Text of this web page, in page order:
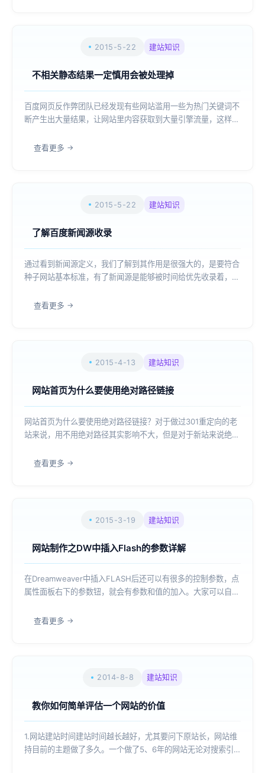
2015-5-22 建站知识
不相关静态结果一定慎用会被处理掉
百度网页反作弊团队已经发现有些网站滥用一些为热门关键词不
断产生出大量结果，让网站里内容获取到大量引擎流量，这样会
在侵占很多优质网站收益，对于出现此类情况网站，发现一例网
查看更多
2015-5-22 建站知识
了解百度新闻源收录
通过看到新闻源定义，我们了解到其作用是很强大的，是要符合
种子网站基本标准，有了新闻源是能够被时间给优先收录着，在
能够辐射到国内媒体网络中有力原点，按照要求进行对新闻收
查看更多
2015-4-13 建站知识
网站首页为什么要使用绝对路径链接
网站首页为什么要使用绝对路径链接？对于做过301重定向的老
站来说，用不用绝对路径其实影响不大，但是对于新站来说绝对
做。我们通常所用的网站首选域名地址都是带www的地址，其
查看更多
2015-3-19 建站知识
网站制作之DW中插入Flash的参数详解
在Dreamweaver中插入FLASH后还可以有很多的控制参数，点
属性面板右下的参数钮，就会有参数和值的加入。大家可以自由
动安装支持FLASH4的插件。如果没有也可以把下面的两个路径
查看更多
2014-8-8 建站知识
教你如何简单评估一个网站的价值
1.网站建站时间建站时间越长越好，尤其要问下原站长，网站维
持目前的主题做了多久。一个做了5、6年的网站无论对搜索引